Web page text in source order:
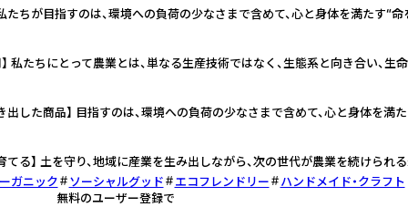
たちが目指すのは、環境への負荷の少なさまで含めて、心と身体を満たす“命
私たちにとって農業とは、単なる生産技術ではなく、生態系と向き合い、生
出した商品】 目指すのは、環境への負荷の少なさまで含めて、心と身体を満
てる】 土を守り、地域に産業を生み出しながら、次の世代が農業を続けられ
ガニック
ソーシャルグッド エコフレンドリー ハンドメイド・クラフト
無料のユーザー登録で